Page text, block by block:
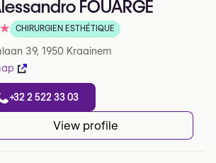
FOUARGE
4.9 sur 5 sur Google
★ CHIRURGIEN ESTHÉTIQUE
39, 1950 Kraainem
+32 2 522 33 03
View profile